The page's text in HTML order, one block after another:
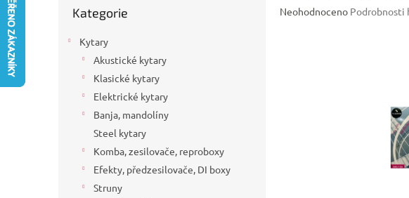
kategorie
Kategorie
Kytary
Akustické kytary
Klasické kytary
Elektrické kytary
Banja, mandolíny
Steel kytary
Komba, zesilovače, reproboxy
Efekty, předzesilovače, DI boxy
Struny
Průměrné
Neohodnoceno Podrobnosti